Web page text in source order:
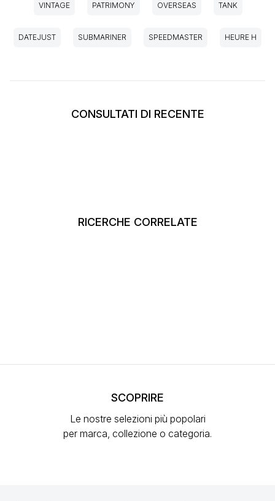
VINTAGE PATRIMONY OVERSEAS TANK
DATEJUST SUBMARINER SPEEDMASTER HEURE H
CONSULTATI DI RECENTE
RICERCHE CORRELATE
SCOPRIRE
Le nostre selezioni più popolari
per marca, collezione o categoria.